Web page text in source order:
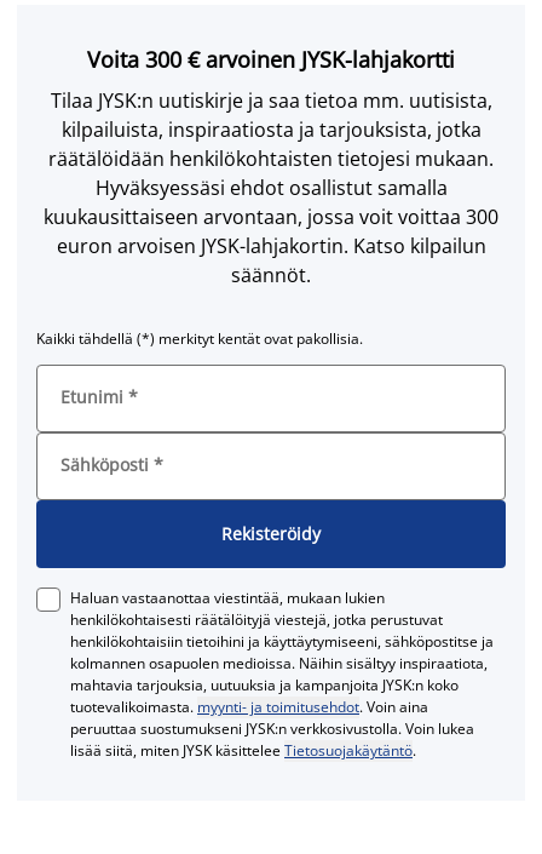
Voita 300 € arvoinen JYSK-lahjakortti
Tilaa JYSK:n uutiskirje ja saa tietoa mm. uutisista,
kilpailuista, inspiraatiosta ja tarjouksista, jotka
räätälöidään henkilökohtaisten tietojesi mukaan.
Hyväksyessäsi ehdot osallistut samalla
kuukausittaiseen arvontaan, jossa voit voittaa 300
euron arvoisen JYSK-lahjakortin. Katso kilpailun
säännöt.
Kaikki tähdellä (*) merkityt kentät ovat pakollisia.
Etunimi *
Sähköposti *
Rekisteröidy
Haluan vastaanottaa viestintää, mukaan lukien
henkilökohtaisesti räätälöityjä viestejä, jotka perustuvat
henkilökohtaisiin tietoihini ja käyttäytymiseeni, sähköpostitse ja
kolmannen osapuolen medioissa. Näihin sisältyy inspiraatiota,
mahtavia tarjouksia, uutuuksia ja kampanjoita JYSK:n koko
tuotevalikoimasta. myynti- ja toimitusehdot. Voin aina
peruuttaa suostumukseni JYSK:n verkkosivustolla. Voin lukea
lisää siitä, miten JYSK käsitteleeTietosuojakäytäntö.